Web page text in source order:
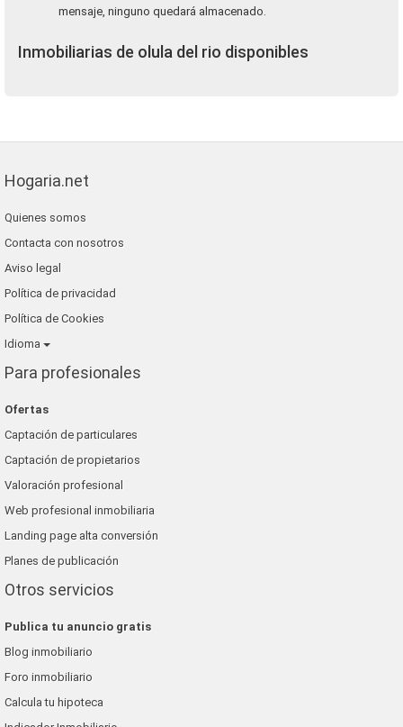
mensaje, ninguno quedará almacenado.
Inmobiliarias de olula del rio disponibles
Hogaria.net
Quienes somos
Contacta con nosotros
Aviso legal
Política de privacidad
Política de Cookies
Idioma
Para profesionales
Ofertas
Captación de particulares
Captación de propietarios
Valoración profesional
Web profesional inmobiliaria
Landing page alta conversión
Planes de publicación
Otros servicios
Publica tu anuncio gratis
Blog inmobiliario
Foro inmobiliario
Calcula tu hipoteca